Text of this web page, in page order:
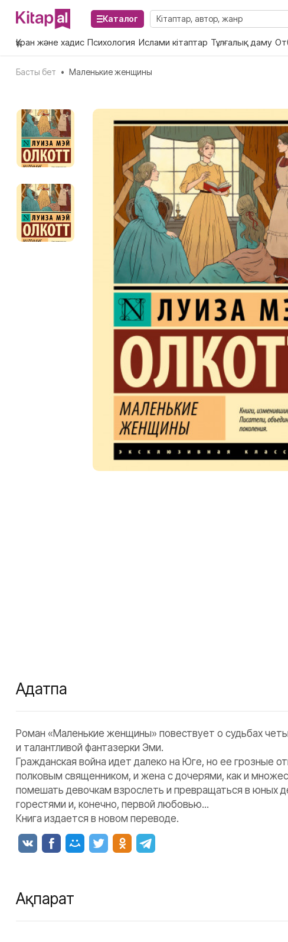
Каталог
Құран және хадис Психология Ислами кітаптар Тұлғалық даму
Басты бет • Маленькие женщины
Аңдатпа
Роман «Маленькие женщины» повествует о судьбах
и талантливой фантазерки Эми.
Гражданская война идет далеко на Юге, но ее грозные
полковым священником, и жена с дочерями, как и
помешать девочкам взрослеть и превращаться в юных
горестями и, конечно, первой любовью...
Книга издается в новом переводе.
Ақпарат